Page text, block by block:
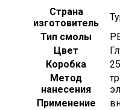
Страна
изготовитель
Тип смолы
Цвет
Коробка
Метод
нанесения
Применение